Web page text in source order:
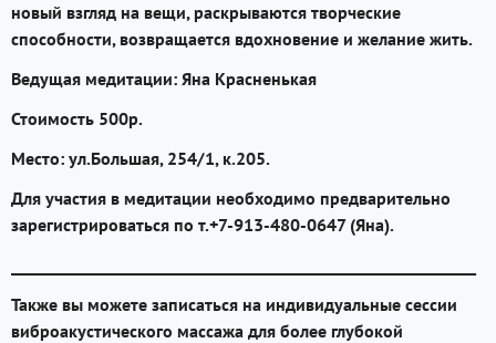
новый взгляд на вещи, раскрываются творческие
способности, возвращается вдохновение и желание жить.
Ведущая медитации: Яна Красненькая
Стоимость 500р.
Место: ул.Большая, 254/1, к.205.
Для участия в медитации необходимо предварительно
зарегистрироваться по т.+7-913-480-0647 (Яна).
Также вы можете записаться на индивидуальные сессии
виброакустического массажа для более глубокой